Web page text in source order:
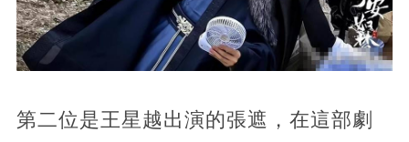
第二位是王星越出演的張遮，在這部劇